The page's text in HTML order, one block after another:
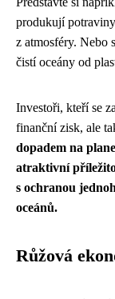
produkují
z atmosféry. Nebo
čistí oceány od
Investoři, kteří se
finanční zisk, ale
dopadem na
atraktivní
s ochranou
oceánů.
Růžová